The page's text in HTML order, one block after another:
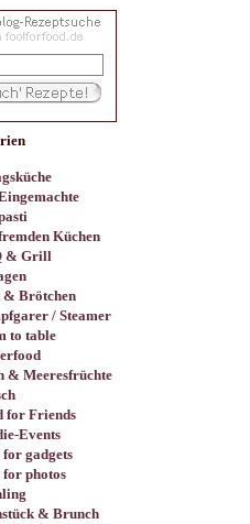
Küchen
& Grill
Brötchen
/ Steamer
to table
& Meeresfrüchte
for Friends
Events
gadgets
photos
& Brunch